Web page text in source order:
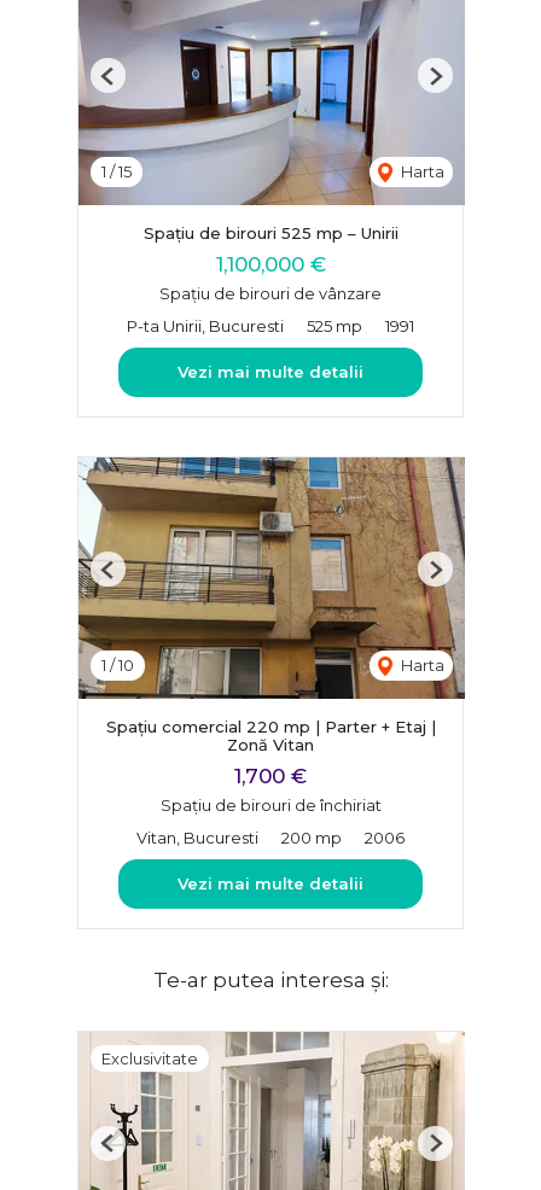
1 /15 Harta
Previous Next
Spațiu de birouri 525 mp – Unirii
1,100,000 €
Spațiu de birouri de vânzare
P-ta Unirii, Bucuresti
525 mp 1991
Vezi mai multe detalii
1 /10 Harta
Previous Next
Spațiu comercial 220 mp | Parter + Etaj |
Zonă Vitan
1,700 €
Spațiu de birouri de închiriat
Vitan, Bucuresti
200 mp 2006
Vezi mai multe detalii
Te-ar putea interesa și:
Exclusivitate
Previous Next